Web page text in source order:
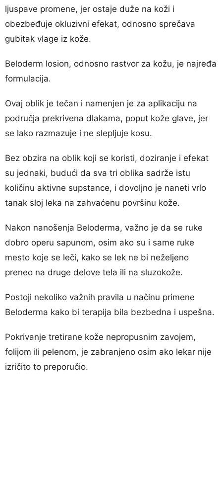
ljuspave promene, jer ostaje duže na koži i
obezbeđuje okluzivni efekat, odnosno sprečava
gubitak vlage iz kože.
Beloderm losion, odnosno rastvor za kožu, je najređa
formulacija.
Ovaj oblik je tečan i namenjen je za aplikaciju na
područja prekrivena dlakama, poput kože glave, jer
se lako razmazuje i ne slepljuje kosu.
Bez obzira na oblik koji se koristi, doziranje i efekat
su jednaki, budući da sva tri oblika sadrže istu
količinu aktivne supstance, i dovoljno je naneti vrlo
tanak sloj leka na zahvaćenu površinu kože.
Nakon nanošenja Beloderma, važno je da se ruke
dobro operu sapunom, osim ako su i same ruke
mesto koje se leči, kako se lek ne bi neželjeno
preneo na druge delove tela ili na sluzokože.
Postoji nekoliko važnih pravila u načinu primene
Beloderma kako bi terapija bila bezbedna i uspešna.
Pokrivanje tretirane kože nepropusnim zavojem,
folijom ili pelenom, je zabranjeno osim ako lekar nije
izričito to preporučio.